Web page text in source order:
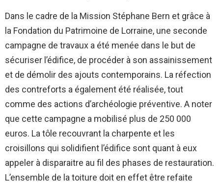
Dans le cadre de la Mission Stéphane Bern et grâce à
la Fondation du Patrimoine de Lorraine, une seconde
campagne de travaux a été menée dans le but de
sécuriser l’édifice, de procéder à son assainissement
et de démolir des ajouts contemporains. La réfection
des contreforts a également été réalisée, tout
comme des actions d’archéologie préventive. A noter
que cette campagne a mobilisé plus de 250 000
euros. La tôle recouvrant la charpente et les
croisillons qui solidifient l’édifice sont quant à eux
appeler à disparaitre au fil des phases de restauration.
L’ensemble de la toiture doit en effet être refaite